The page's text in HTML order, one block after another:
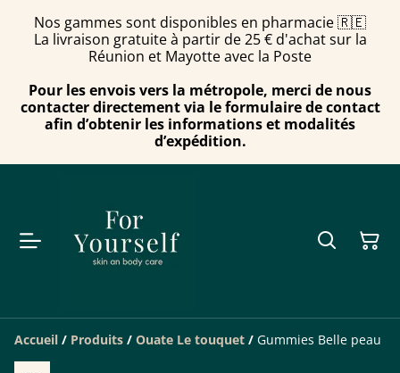
Nos gammes sont disponibles en pharmacie 🇷🇪
La livraison gratuite à partir de 25 € d'achat sur la
Réunion et Mayotte avec la Poste
Pour les envois vers la métropole, merci de nous
contacter directement via le formulaire de contact
afin d’obtenir les informations et modalités
d’expédition.
Accueil / Produits / Ouate Le touquet / Gummies Belle peau